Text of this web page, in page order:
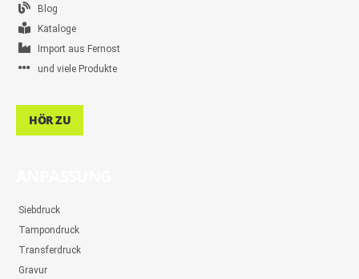
Blog
Kataloge
Import aus Fernost
und viele Produkte
HÖR ZU
Siebdruck
Tampondruck
Transferdruck
Gravur